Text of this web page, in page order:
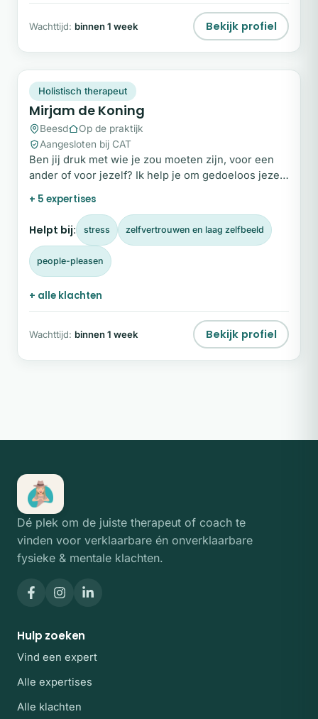
Wachttijd: binnen 1 week Bekijk profiel
Snel beschikbaar
Holistisch therapeut
Mirjam de Koning
Beesd
Op de praktijk
Aangesloten bij CAT
Ben jij druk met wie je zou moeten zijn, voor een
ander of voor jezelf? Ik help je om gedoeloos jezelf
te zijn, met meer rust, meer helderheid en minder
gedoe.
+ 5 expertises
Helpt bij: stress zelfvertrouwen en laag zelfbeeld
people-pleasen
+ alle klachten
Wachttijd: binnen 1 week Bekijk profiel
Dé plek om de juiste therapeut of coach te
vinden voor verklaarbare én onverklaarbare
fysieke & mentale klachten.
Hulp zoeken
Vind een expert
Alle expertises
Alle klachten